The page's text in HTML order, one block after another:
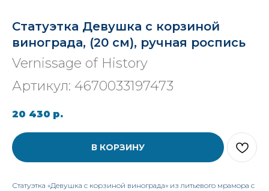
Статуэтка Девушка с корзиной
винограда, (20 см), ручная роспись
Vernissage of History
Артикул: 4670033197473
20 430 р.
В КОРЗИНУ
Статуэтка «Девушка с корзиной винограда» из литьевого мрамора с